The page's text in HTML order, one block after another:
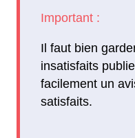
Il faut bien
insatisfaits
facilement un
satisfaits.